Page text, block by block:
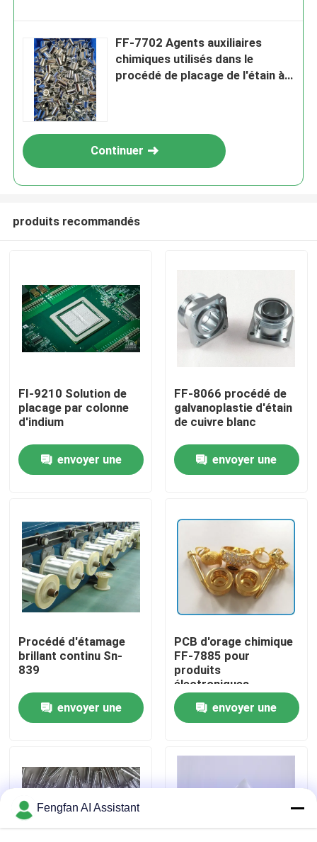
Accueil
Produits
Vidéos
À propos de nous
Visite de l'usine
Contrôle de qualité
Nous contacter
Demander un devis
FF-7702 Agents auxiliaires
chimiques utilisés dans le
procédé de placage de l'étain à
Continuer
produits recommandés
FI-9210 Solution de
placage par colonne
d'indium
envoyer une
FF-8066 procédé de
galvanoplastie d'étain
de cuivre blanc
envoyer une
Procédé d'étamage
brillant continu Sn-
839
envoyer une
PCB d'orage chimique
FF-7885 pour
produits
électroniques
envoyer une
Fengfan AI Assistant